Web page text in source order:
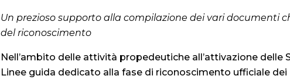
Un prezioso supporto alla compilazione dei vari documenti
del riconoscimento
Nell’ambito delle attività propedeutiche all’attivazione delle
Linee guida dedicato alla fase di riconoscimento ufficiale